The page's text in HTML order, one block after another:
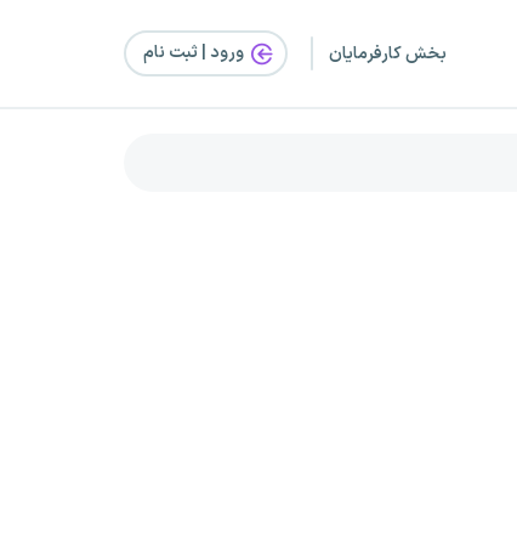
بخش کارفرمایان ورود | ثبت‌ نام